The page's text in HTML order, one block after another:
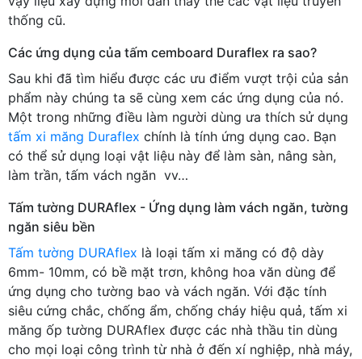
thống cũ.
Các ứng dụng của tấm cemboard Duraflex ra sao?
Sau khi đã tìm hiểu được các ưu điểm vượt trội của sản
phẩm này chúng ta sẽ cùng xem các ứng dụng của nó.
Một trong những điều làm người dùng ưa thích sử dụng
tấm xi măng Duraflex chính là tính ứng dụng cao. Bạn
có thể sử dụng loại vật liệu này để làm sàn, nâng sàn,
làm trần, tấm vách ngăn vv…
Tấm tường DURAflex - Ứng dụng làm vách ngăn, tường
ngăn siêu bền
Tấm tường DURAflex là loại tấm xi măng có độ dày
6mm- 10mm, có bề mặt trơn, không hoa văn dùng để
ứng dụng cho tường bao và vách ngăn. Với đặc tính
siêu cứng chắc, chống ẩm, chống cháy hiệu quả, tấm xi
măng ốp tường DURAflex được các nhà thầu tin dùng
cho mọi loại công trình từ nhà ở đến xí nghiệp, nhà máy,